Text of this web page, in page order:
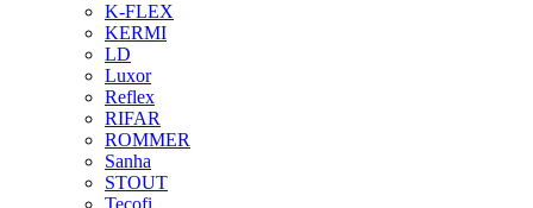
K-FLEX
KERMI
LD
Luxor
Reflex
RIFAR
ROMMER
Sanha
STOUT
Tecofi